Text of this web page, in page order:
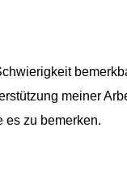
meiner
es zu bemerken.